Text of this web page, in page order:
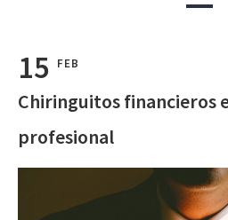
15 FEB
Chiringuitos financieros
profesional